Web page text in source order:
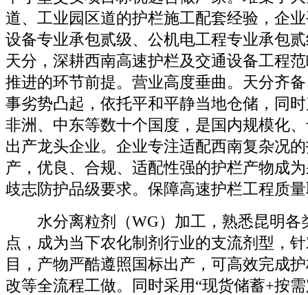
道、工业园区道的护栏施工配套经验，企
设备专业承包贰级、公机电工程专业承包
天分，深耕西南高速护栏及交通设备工程
推进的环节前提。营业高度垂曲。天分齐
事劣势凸起，依托平和平静当地仓储，同
非洲、中东等数十个国度，是国内规模化
出产龙头企业。企业专注适配西南复杂况
产，优良、合规、适配性强的护栏产物成
歧志防护品级要求。保障高速护栏工程质
水分离粒剂（WG）加工，熟悉昆明各
点，成为当下农化制剂行业的支流剂型，
目，产物严酷遵照国标出产，可高效完成
改等全流程工做。同时采用“现货储蓄+按